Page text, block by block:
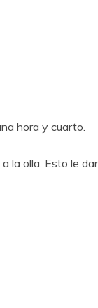
hora y cuarto.
la olla. Esto le